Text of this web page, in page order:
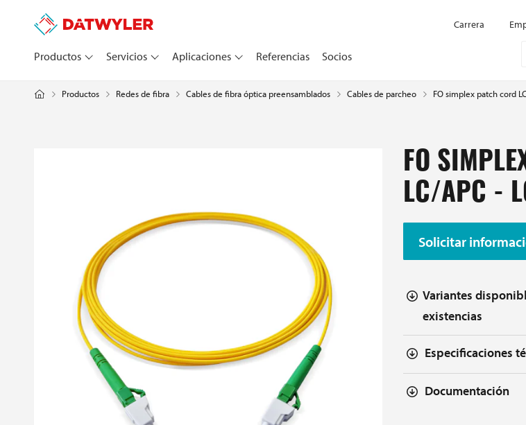
Productos Servicios Aplicaciones Referencias Socios
Carrera
Productos Redes de fibra Cables de fibra óptica preensamblados Cables de parcheo FO simplex patch cord
FO
LC/APC -
Solicitar
Variantes
existencias
Especificaciones
Documentación